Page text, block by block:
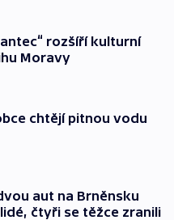
rozšíří kulturní
Moravy
chtějí pitnou vodu
aut na Brněnsku
čtyři se těžce zranili